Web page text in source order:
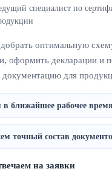
специалист по
оптимальную
оформить декларации и
для
ближайшее рабочее время
точный состав
на заявки